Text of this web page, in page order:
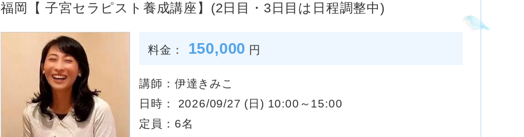
福岡【 子宮セラピスト養成講座】(2日目・3日目は日程調整中)
料金： 150,000 円
講師：伊達きみこ
日時： 2026/09/27 (日) 10:00～15:00
定員：6名